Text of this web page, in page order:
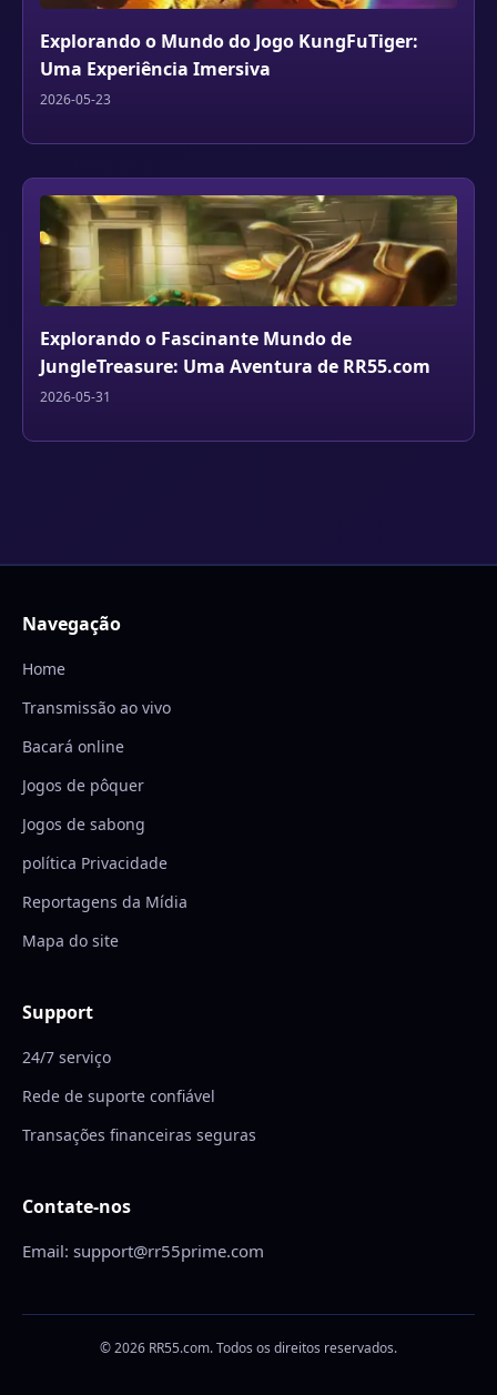
Explorando o Mundo do Jogo KungFuTiger:
Uma Experiência Imersiva
2026-05-23
Explorando o Fascinante Mundo de
JungleTreasure: Uma Aventura de RR55.com
2026-05-31
Navegação
Home
Transmissão ao vivo
Bacará online
Jogos de pôquer
Jogos de sabong
política Privacidade
Reportagens da Mídia
Mapa do site
Support
24/7 serviço
Rede de suporte confiável
Transações financeiras seguras
Contate-nos
Email: support@rr55prime.com
© 2026 RR55.com. Todos os direitos reservados.